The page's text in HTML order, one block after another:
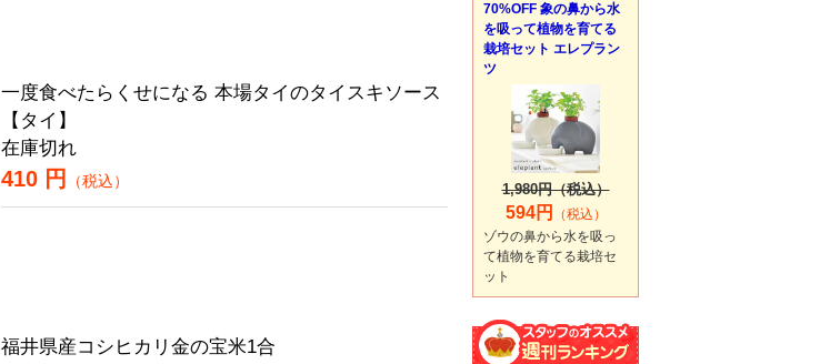
一度食べたらくせになる 本場タイのタイスキソース
【タイ】
在庫切れ
410 円 （税込）
福井県産コシヒカリ金の宝米1合
70%OFF 象の鼻から水
を吸って植物を育てる
栽培セット エレプラン
ツ
1,980円（税込）
594円
（税込）
ゾウの鼻から水を吸っ
て植物を育てる栽培セ
ット